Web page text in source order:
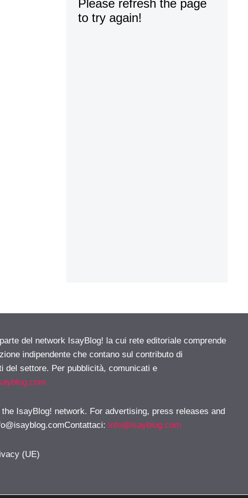
del network IsayBlog! la cui rete editoriale comprende
indipendente che contano sul contributo di
del settore. Per pubblicità, comunicati e
IsayBlog! network. For advertising, press releases and
: info@isayblog.com
(UE)